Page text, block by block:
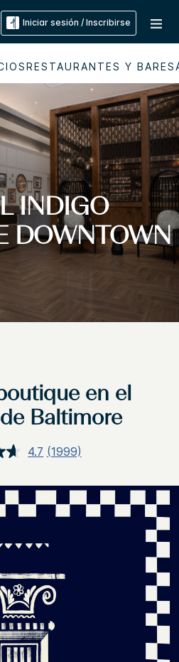
Iniciar sesión / Inscribirse
RESTAURANTES Y BARES
INDIGO
DOWNTOWN
en el
Baltimore
4.7 Lea
Enlace
en
(1999)